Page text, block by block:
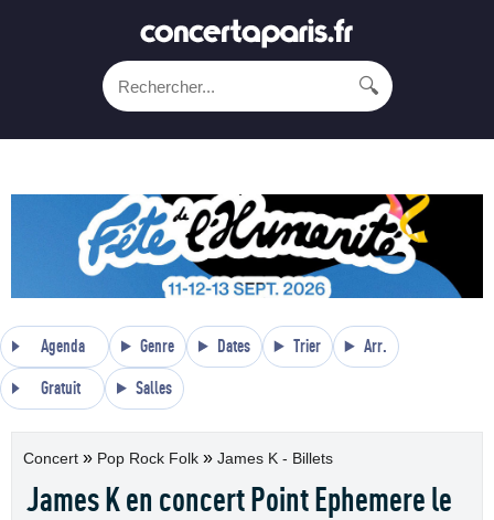
🔍
Agenda Genre Dates Trier Arr.
Gratuit Salles
Concert » Pop Rock Folk » James K - Billets
James K en concert Point Ephemere le